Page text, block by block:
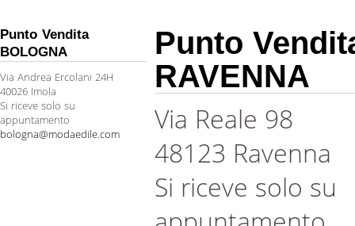
Punto Vendita
BOLOGNA
Via Andrea Ercolani 24H
40026 Imola
Si riceve solo su
appuntamento
bologna@modaedile.com
Punto
RAVENNA
Via Reale 98
48123 Ravenna
Si riceve solo su